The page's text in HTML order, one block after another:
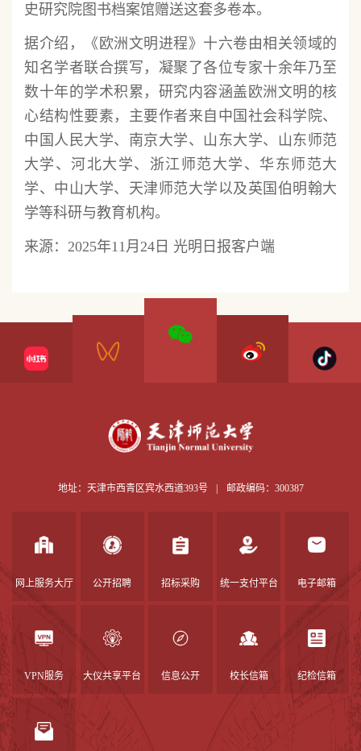
史研究院图书档案馆赠送这套多卷本。
据介绍，《欧洲文明进程》十六卷由相关领域的
知名学者联合撰写，凝聚了各位专家十余年乃至
数十年的学术积累，研究内容涵盖欧洲文明的核
心结构性要素，主要作者来自中国社会科学院、
中国人民大学、南京大学、山东大学、山东师范
大学、河北大学、浙江师范大学、华东师范大
学、中山大学、天津师范大学以及英国伯明翰大
学等科研与教育机构。
来源：2025年11月24日 光明日报客户端
地址：天津市西青区宾水西道393号 | 邮政编码：300387
网上服务大厅 公开招聘 招标采购 统一支付平台 电子邮箱
VPN服务 大仪共享平台 信息公开 校长信箱 纪检信箱